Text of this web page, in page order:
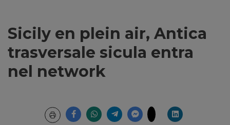
Sicily en plein air, Antica
trasversale sicula entra
nel network